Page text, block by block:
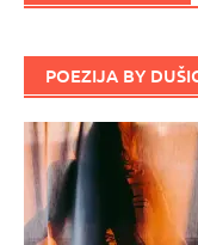
POEZIJA BY